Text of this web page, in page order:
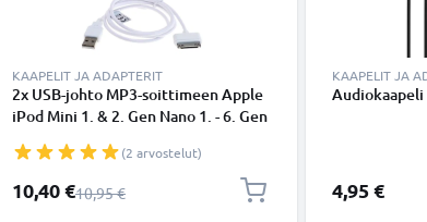
KAAPELIT JA ADAPTERIT
2x USB-johto MP3-soittimeen Apple
iPod Mini 1. & 2. Gen Nano 1. - 6. Gen
MBit/s - USB 2.0, 1m datakaapeli.
Valkoinen USB-kaapeli
(2 arvostelut)
Erikoishinta
10,40 €Normaali hinta
10,95 €
KAAPELIT JA
Audiokaapeli
4,95 €